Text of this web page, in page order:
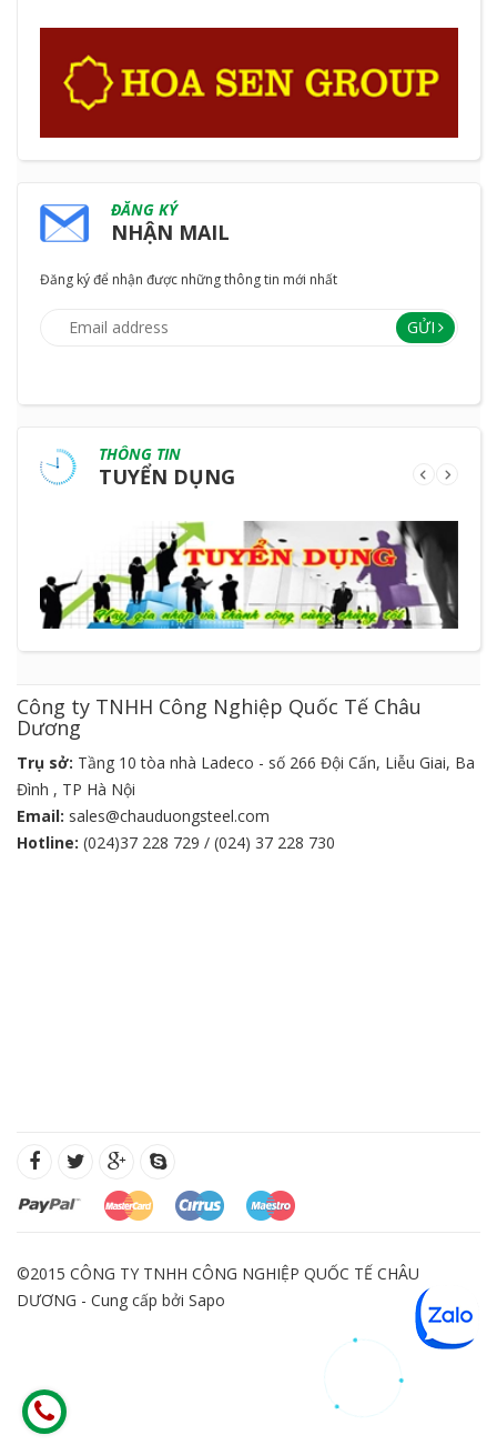
ĐĂNG KÝ
NHẬN MAIL
Đăng ký để nhận được những thông tin mới nhất
GỬI
THÔNG TIN
TUYỂN DỤNG
Công ty TNHH Công Nghiệp Quốc Tế Châu
Dương
Trụ sở: Tầng 10 tòa nhà Ladeco - số 266 Đội Cấn, Liễu Giai, Ba
Đình , TP Hà Nội
Email: sales@chauduongsteel.com
Hotline: (024)37 228 729 / (024) 37 228 730
©2015 CÔNG TY TNHH CÔNG NGHIỆP QUỐC TẾ CHÂU
DƯƠNG - Cung cấp bởi Sapo